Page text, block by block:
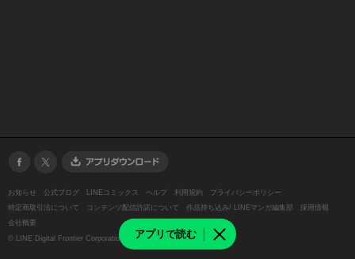
アプリで読む
お知らせ 公式ブログ LINEコミックス ヘルプ 利用規約
プライバシーポリシー
特定商取引法について
コンテンツ配信許諾について 作品持ち込み/ LINEマンガ編集部
採用情報
会社概要
© LINE Digital Frontier Corporation